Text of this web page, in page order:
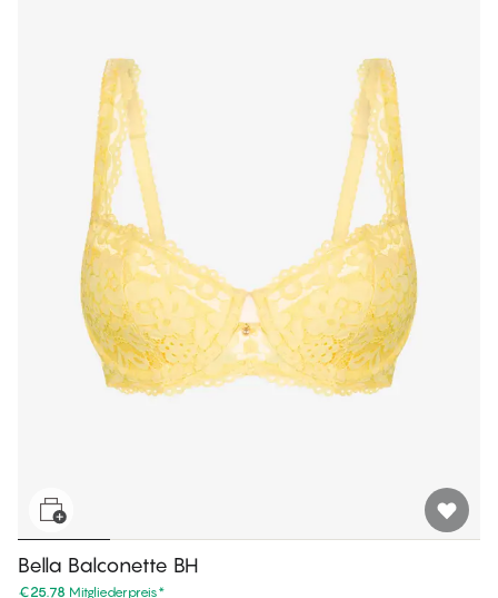
Bella Balconette BH
€25.78 Mitgliederpreis*